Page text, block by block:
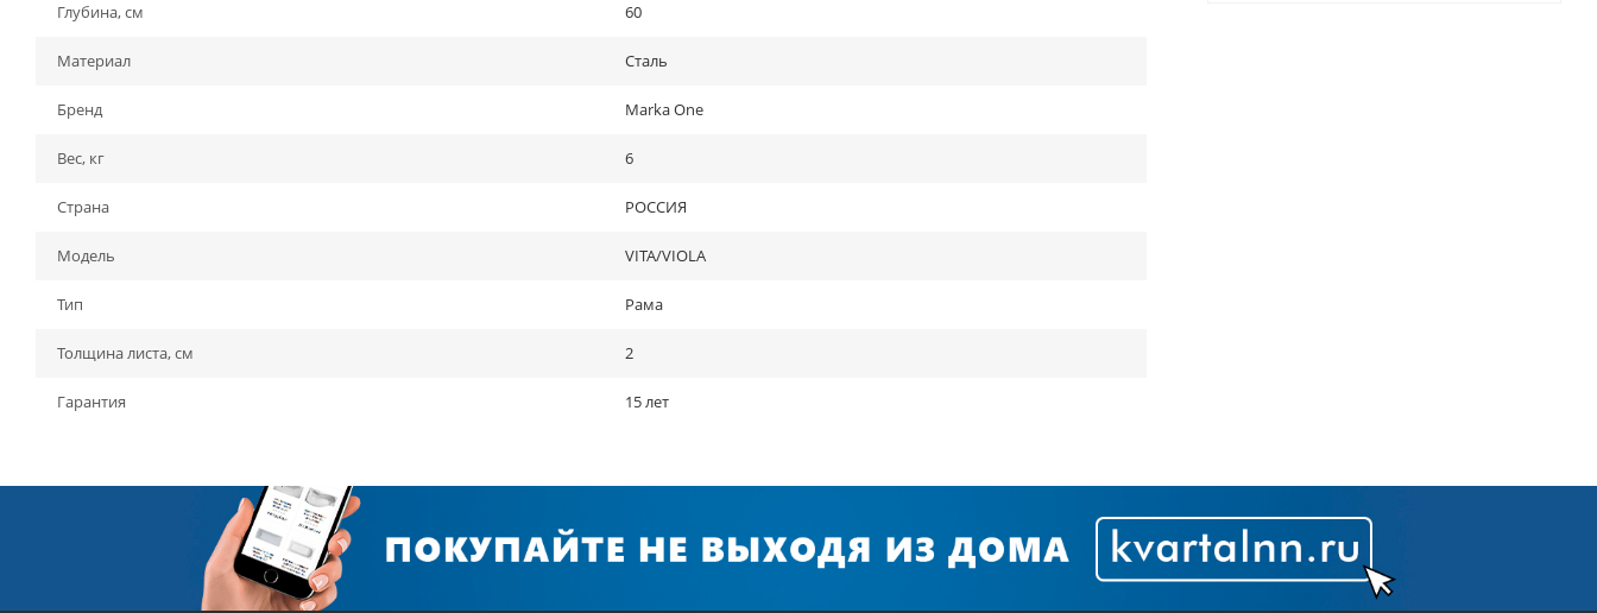
Глубина, см 60
Материал Сталь
Бренд Marka One
Вес, кг 6
Страна РОССИЯ
Модель VITA/VIOLA
Тип Рама
Толщина листа, см 2
Гарантия 15 лет